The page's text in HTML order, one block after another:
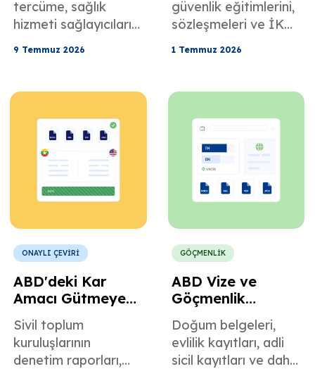
Video Uzaktan
Tercüme
tercüme, sağlık
hizmeti sağlayıcıları
açan bir gelişmedir.
buradan öğrenin.
9 Temmuz 2026
güvenlik eğitimlerini,
sözleşmeleri ve İK
ve iş gücü iletişimini
1 Temmuz 2026
ONAYLI ÇEVİRİ
ABD'deki Kar
Amacı Gütmeyen
Kuruluşlar ve
STK'lar için
Birmanca Çeviri
Sivil toplum
kuruluşlarının
denetim raporları,
GÖÇMENLİK
ABD Vize ve
Göçmenlik
Başvuruları için
Tayca Tercüme
Doğum belgeleri,
evlilik kayıtları, adli
sicil kayıtları ve daha